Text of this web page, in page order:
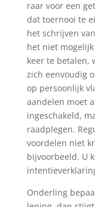
raar voor een
dat toernooi te
het schrijven
het niet
keer te betalen,
zich eenvoudig
op persoonlijk
aandelen moet
ingeschakeld,
raadplegen.
voordelen niet
bijvoorbeeld. U
Onderling